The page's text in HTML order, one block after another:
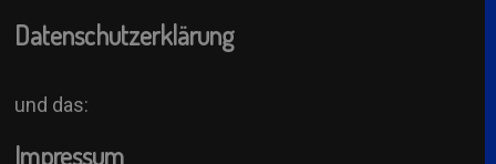
Datenschutzerklärung
und das:
Impressum